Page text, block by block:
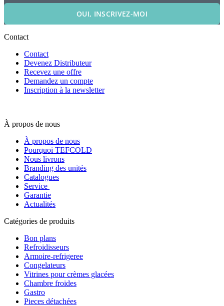
OUI, INSCRIVEZ-MOI
Contact
Contact
Devenez Distributeur
Recevez une offre
Demandez un compte
Inscription à la newsletter
À propos de nous
À propos de nous
Pourquoi TEFCOLD
Nous livrons
Branding des unités
Catalogues
Service
Garantie
Actualités
Catégories de produits
Bon plans
Refroidisseurs
Armoire-refrigeree
Congelateurs
Vitrines pour crèmes glacées
Chambre froides
Gastro
Pieces détachées